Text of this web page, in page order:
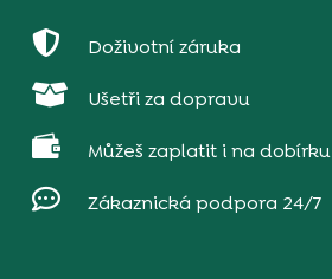
 Doživotní záruka
 Ušetři za dopravu
 Můžeš zaplatit i na dobírku
 Zákaznická podpora 24/7